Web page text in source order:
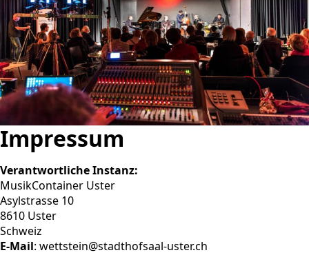
Impressum
Verantwortliche Instanz:
MusikContainer Uster
Asylstrasse 10
8610 Uster
Schweiz
E-Mail: wettstein@stadthofsaal-uster.ch